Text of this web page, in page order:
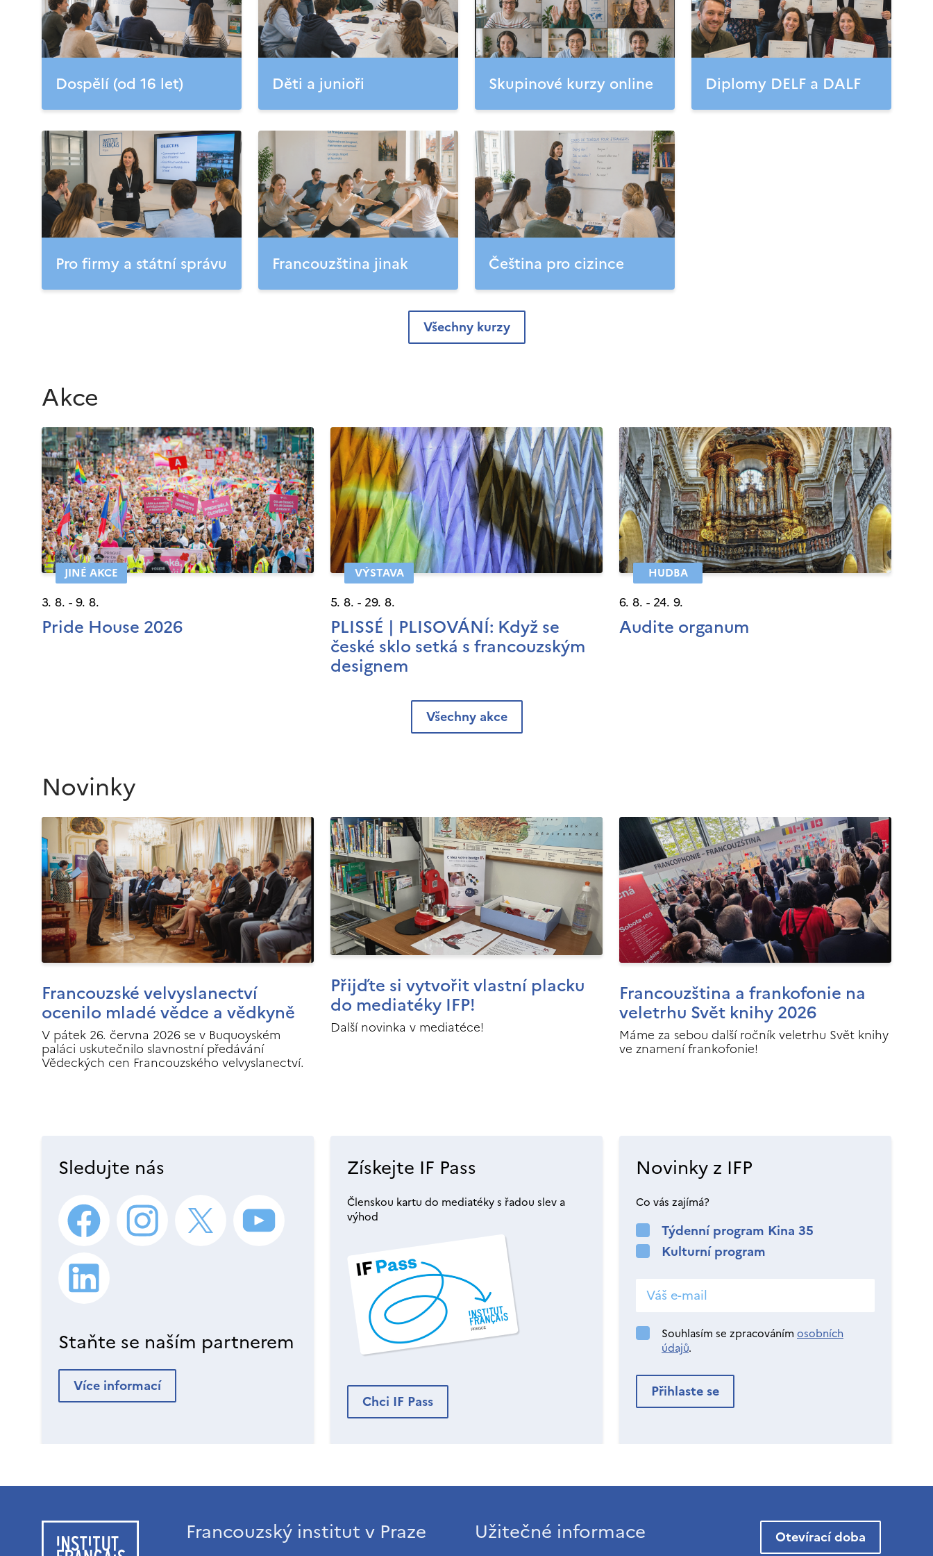
Dospělí (od 16 let) Děti a junioři Skupinové kurzy online Diplomy DELF a DALF
Pro firmy a státní správu Francouzština jinak Čeština pro cizince
Všechny kurzy
Akce
JINÉ AKCE
3. 8. - 9. 8.
Pride House 2026
VÝSTAVA
5. 8. - 29. 8.
PLISSÉ | PLISOVÁNÍ: Když se
české sklo setká s francouzským
designem
HUDBA
6. 8. - 24. 9.
Audite organum
Všechny akce
Novinky
Francouzské velvyslanectví
ocenilo mladé vědce a vědkyně
V pátek 26. června 2026 se v Buquoyském
paláci uskutečnilo slavnostní předávání
Vědeckých cen Francouzského velvyslanectví.
Přijďte si vytvořit vlastní placku
do mediatéky IFP!
Další novinka v mediatéce!
Francouzština a frankofonie na
veletrhu Svět knihy 2026
Máme za sebou další ročník veletrhu Svět knihy
ve znamení frankofonie!
Sledujte nás
Staňte se naším partnerem
Více informací
Získejte IF Pass
Členskou kartu do mediatéky s řadou slev a
výhod
Chci IF Pass
Novinky z IFP
Co vás zajímá?
Týdenní program Kina 35
Kulturní program
Souhlasím se zpracováním osobních
údajů.
Francouzský institut v Praze Užitečné informace Otevírací doba